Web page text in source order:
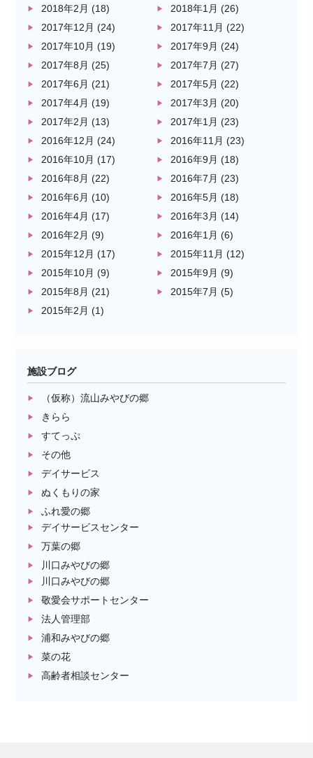
2018年2月 (18) 2018年1月 (26)
2017年12月 (24) 2017年11月 (22)
2017年10月 (19) 2017年9月 (24)
2017年8月 (25) 2017年7月 (27)
2017年6月 (21) 2017年5月 (22)
2017年4月 (19) 2017年3月 (20)
2017年2月 (13) 2017年1月 (23)
2016年12月 (24) 2016年11月 (23)
2016年10月 (17) 2016年9月 (18)
2016年8月 (22) 2016年7月 (23)
2016年6月 (10) 2016年5月 (18)
2016年4月 (17) 2016年3月 (14)
2016年2月 (9) 2016年1月 (6)
2015年12月 (17) 2015年11月 (12)
2015年10月 (9) 2015年9月 (9)
2015年8月 (21) 2015年7月 (5)
2015年2月 (1)
施設ブログ
（仮称）流山みやびの郷
きらら
すてっぷ
その他
デイサービス
ぬくもりの家
ふれ愛の郷
デイサービスセンター
万葉の郷
川口みやびの郷
川口みやびの郷
敬愛会サポートセンター
法人管理部
浦和みやびの郷
菜の花
高齢者相談センター